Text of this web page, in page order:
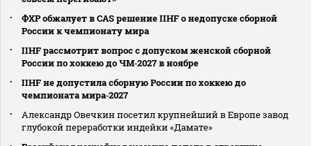
ФХР обжалует в CAS решение IIHF о недопуске сборной
России к чемпионату мира
IIHF рассмотрит вопрос с допуском женской сборной
России по хоккею до ЧМ‑2027 в ноябре
IIHF не допустила сборную России по хоккею до
чемпионата мира‑2027
Александр Овечкин посетил крупнейший в Европе завод
глубокой переработки индейки «Дамате»